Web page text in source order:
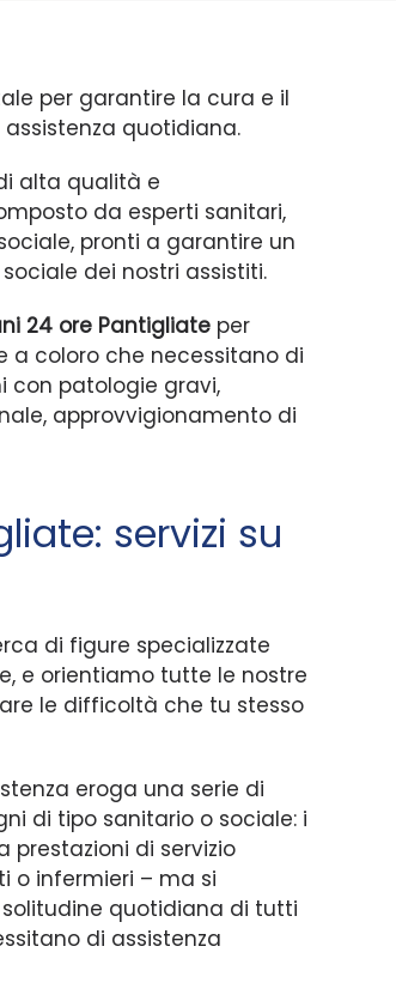
per garantire la cura e il
quotidiana.
alta qualità e
da esperti sanitari,
pronti a garantire un
dei nostri assistiti.
24 ore Pantigliate per
a coloro che necessitano di
con patologie gravi,
approvvigionamento di
servizi su
di figure specializzate
e orientiamo tutte le nostre
le difficoltà che tu stesso
eroga una serie di
di tipo sanitario o sociale: i
prestazioni di servizio
o infermieri – ma si
quotidiana di tutti
di assistenza